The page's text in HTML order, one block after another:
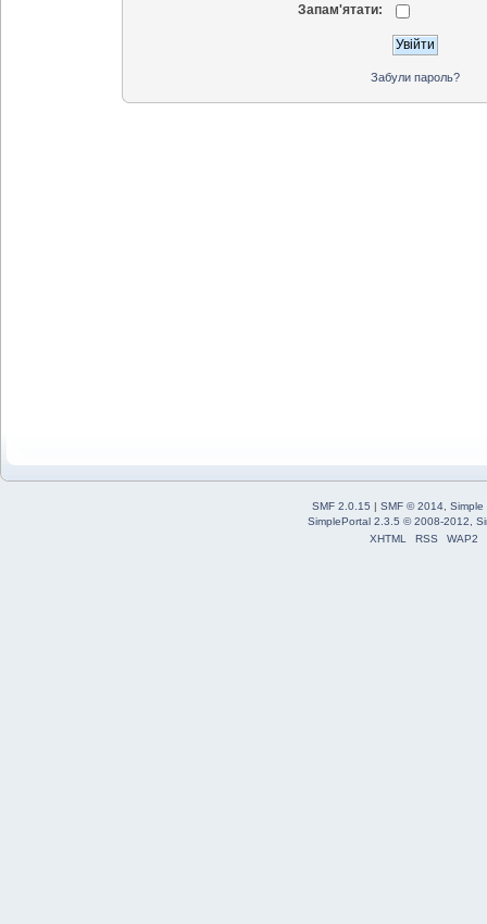
Запам'ятати:
Забули пароль?
SMF 2.0.15 | SMF © 2014 Simple
SimplePortal 2.3.5 © 2008-2012,
XHTML
RSS WAP2